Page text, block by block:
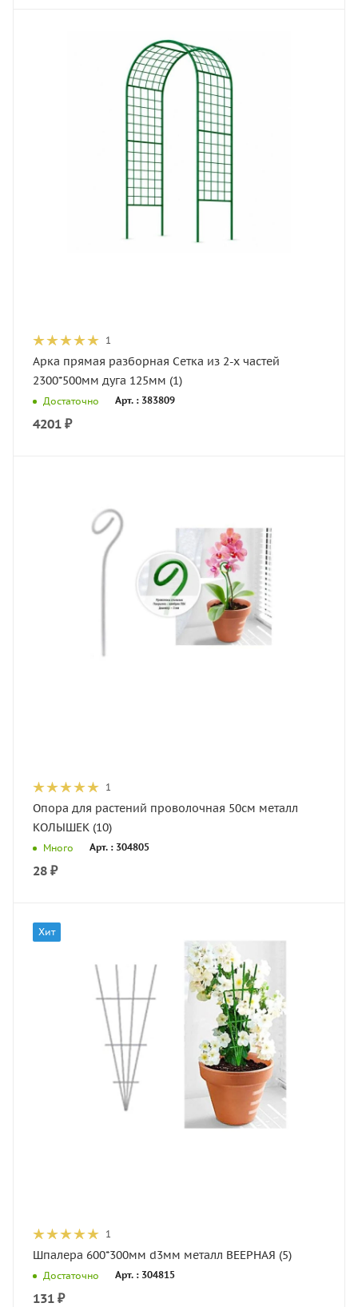
1
Арка прямая разборная Сетка из 2-х частей
2300*500мм дуга 125мм (1)
Достаточно Арт. : 383809
4201 ₽
1
Опора для растений проволочная 50см металл
КОЛЫШЕК (10)
Много Арт. : 304805
28 ₽
Хит
1
Шпалера 600*300мм d3мм металл ВЕЕРНАЯ (5)
Достаточно Арт. : 304815
131 ₽